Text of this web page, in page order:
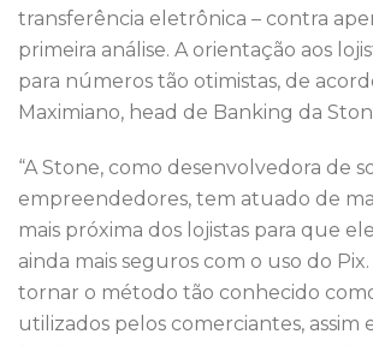
transferência eletrônica – contra
primeira análise. A orientação aos
para números tão otimistas, de
Maximiano, head de Banking da
“A Stone, como desenvolvedora de
empreendedores, tem atuado de
mais próxima dos lojistas para que
ainda mais seguros com o uso do
tornar o método tão conhecido
utilizados pelos comerciantes, assim